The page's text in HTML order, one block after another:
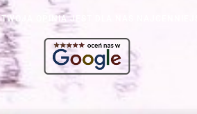
TWOJA OPINIA JEST DLA NAS